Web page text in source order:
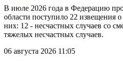
В июле 2026 года в Федерацию
области поступило 22 извещения
них: 12 - несчастных случаев со
тяжелых несчастных случаев.
06 августа 2026 11:05